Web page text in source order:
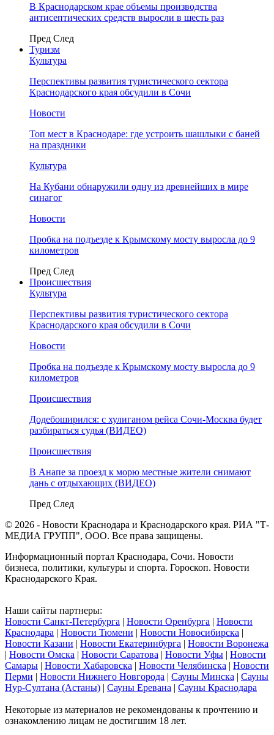
В Краснодарском крае объемы производства
антисептических средств выросли в шесть раз
Пред След
Туризм
Культура
Перспективы развития туристического сектора
Краснодарского края обсудили в Сочи
Новости
Топ мест в Краснодаре: где устроить шашлыки с баней
на праздники
Культура
На Кубани обнаружили одну из древнейших в мире
синагог
Новости
Пробка на подъезде к Крымскому мосту выросла до 9
километров
Пред След
Происшествия
Культура
Перспективы развития туристического сектора
Краснодарского края обсудили в Сочи
Новости
Пробка на подъезде к Крымскому мосту выросла до 9
километров
Происшествия
Додебоширился: с хулиганом рейса Сочи-Москва будет
разбираться судья (ВИДЕО)
Происшествия
В Анапе за проезд к морю местные жители снимают
дань с отдыхающих (ВИДЕО)
Пред След
© 2026 - Новости Краснодара и Краснодарского края. РИА "Т-
МЕДИА ГРУПП", ООО. Все права защищены.
Информационный портал Краснодара, Сочи. Новости
бизнеса, политики, культуры и спорта. Гороскоп. Новости
Краснодарского Края.
Наши сайты партнеры:
Новости Санкт-Петербурга | Новости Оренбурга | Новости
Краснодара | Новости Тюмени | Новости Новосибирска |
Новости Казани | Новости Екатеринбурга | Новости Воронежа
| Новости Омска | Новости Саратова | Новости Уфы | Новости
Самары | Новости Хабаровска | Новости Челябинска | Новости
Перми | Новости Нижнего Новгорода | Сауны Минска | Сауны
Нур-Султана (Астаны) | Сауны Еревана | Сауны Краснодара
Некоторые из материалов не рекомендованы к прочтению и
ознакомлению лицам не достигшим 18 лет.